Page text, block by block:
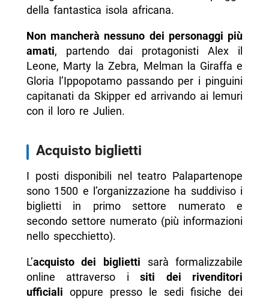
della fantastica isola africana.
Non mancherà nessuno dei personaggi più
amati, partendo dai protagonisti Alex il
Leone, Marty la Zebra, Melman la Giraffa e
Gloria l’Ippopotamo passando per i pinguini
capitanati da Skipper ed arrivando ai lemuri
con il loro re Julien.
Acquisto biglietti
I posti disponibili nel teatro Palapartenope
sono 1500 e l’organizzazione ha suddiviso i
biglietti in primo settore numerato e
secondo settore numerato (più informazioni
nello specchietto).
L’acquisto dei biglietti sarà formalizzabile
online attraverso isiti dei rivenditori
ufficiali oppure presso le sedi fisiche dei